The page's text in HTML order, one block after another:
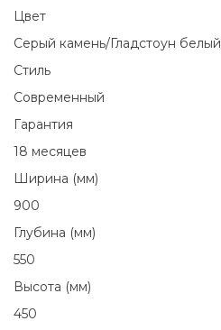
Цвет
Серый камень/Гладстоун белый
Стиль
Современный
Гарантия
18 месяцев
Ширина (мм)
900
Глубина (мм)
550
Высота (мм)
450